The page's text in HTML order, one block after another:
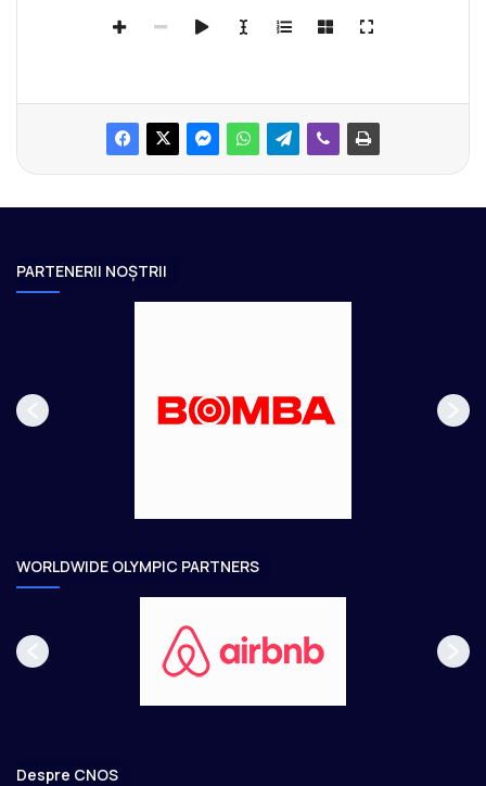
PARTENERII NOȘTRII
WORLDWIDE OLYMPIC PARTNERS
Despre CNOS